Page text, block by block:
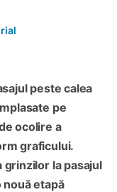
peste calea
pe
ocolire a
graficului.
la pasajul
etapă